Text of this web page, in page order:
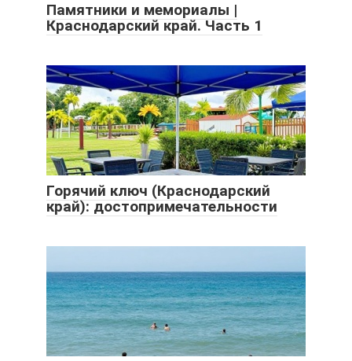
Памятники и мемориалы |
Краснодарский край. Часть 1
Горячий ключ (Краснодарский
край): достопримечательности